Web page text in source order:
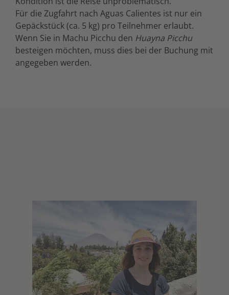
Für die Zugfahrt nach Aguas Calientes ist nur ein
Gepäckstück (ca. 5 kg) pro Teilnehmer erlaubt.
Wenn Sie in Machu Picchu den Huayna Picchu
besteigen möchten, muss dies bei der Buchung mit
angegeben werden.